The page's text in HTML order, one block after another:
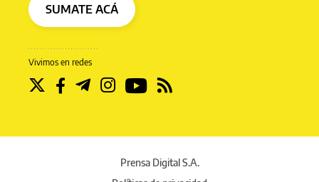
Vivimos en redes
SUMATE ACÁ
Prensa Digital S.A.